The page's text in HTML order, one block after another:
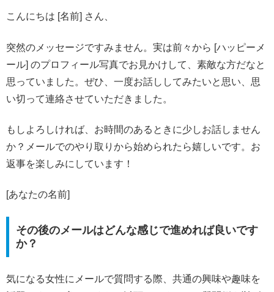
こんにちは [名前] さん、
突然のメッセージですみません。実は前々から [ハッピーメ
ール] のプロフィール写真でお見かけして、素敵な方だなと
思っていました。ぜひ、一度お話ししてみたいと思い、思
い切って連絡させていただきました。
もしよろしければ、お時間のあるときに少しお話しません
か？メールでのやり取りから始められたら嬉しいです。お
返事を楽しみにしています！
[あなたの名前]
その後のメールはどんな感じで進めれば良いです
か？
気になる女性にメールで質問する際、共通の興味や趣味を